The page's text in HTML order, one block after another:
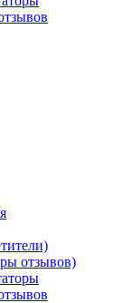
отзывов)